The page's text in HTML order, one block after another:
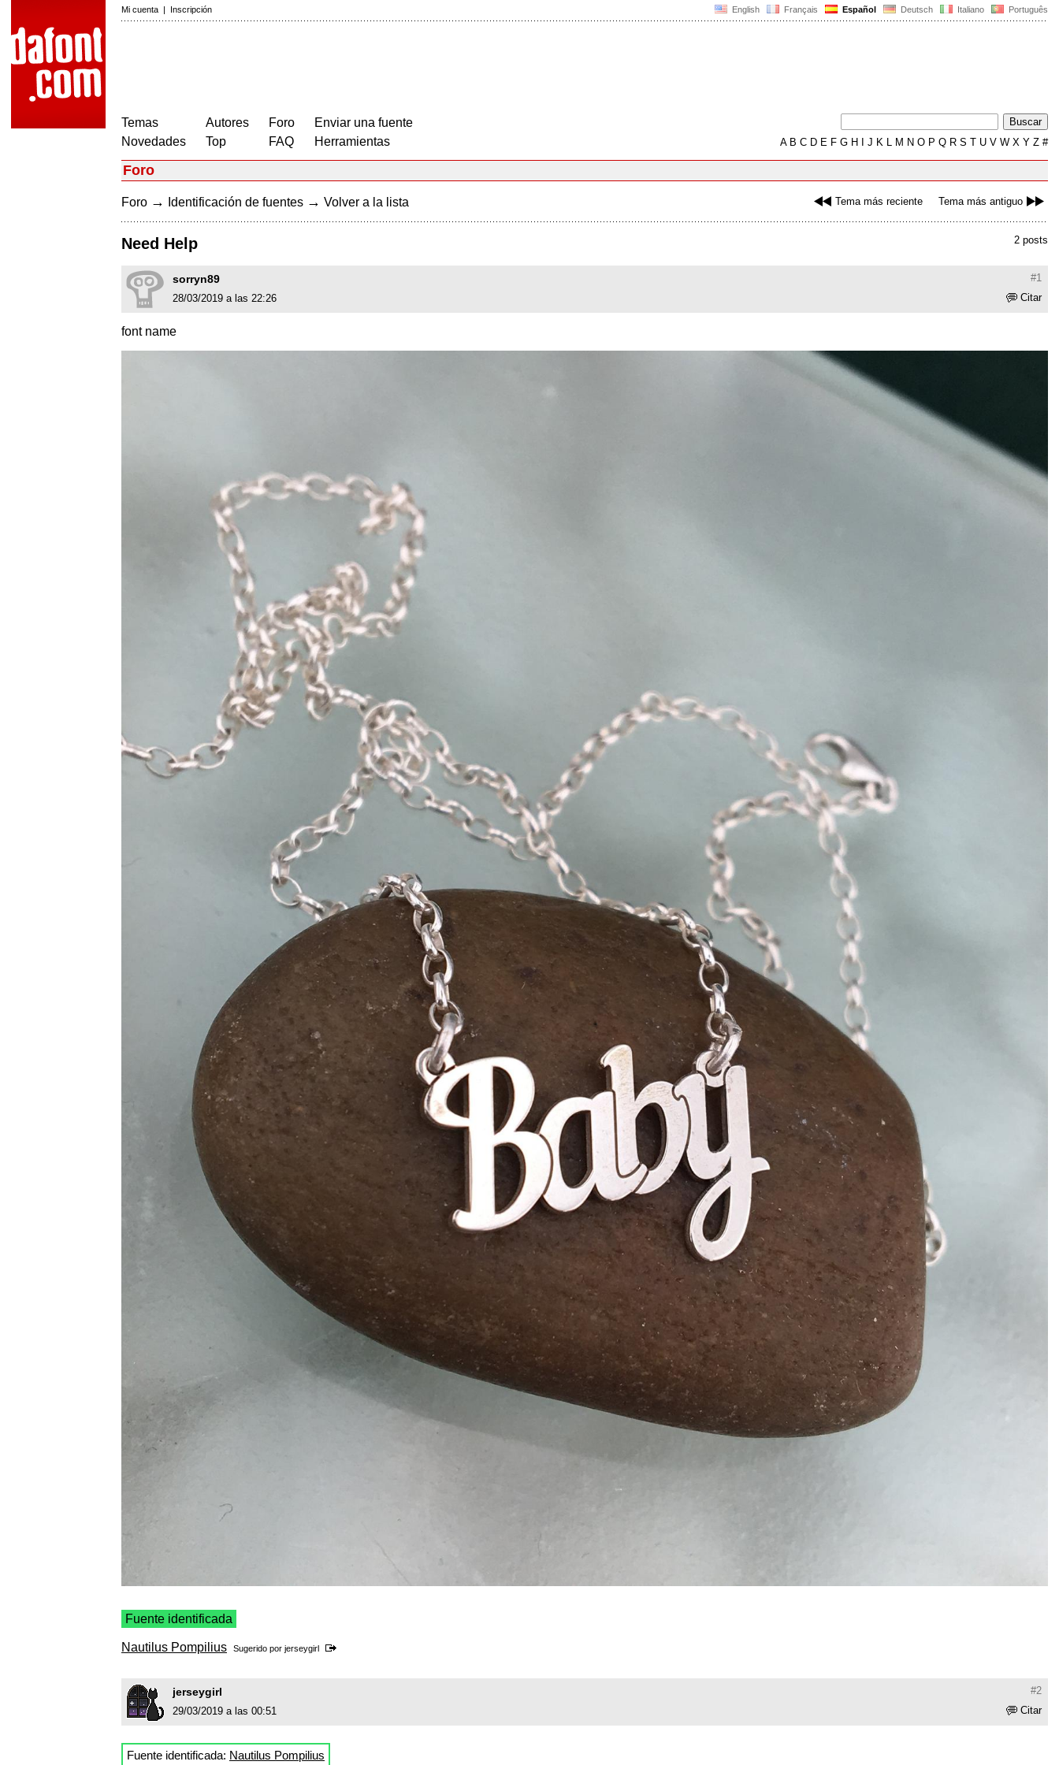
English Français Español Deutsch Italiano Português
Mi cuenta | Inscripción
Temas
Novedades
Autores
Top
Foro
FAQ
Enviar una fuente
Herramientas
AB C D E F G H J K L M N O P Q R S T U V W X Y Z #
Foro
Tema más reciente Tema más antiguo
Foro → Identificación de fuentes → Volver a la lista
2 posts
Need Help
#1
sorryn89
Citar
28/03/2019 a las 22:26
font name
Fuente identificada
Nautilus Pompilius Sugerido por jerseygirl
#2
jerseygirl
Citar
29/03/2019 a las 00:51
Fuente identificada: Nautilus Pompilius